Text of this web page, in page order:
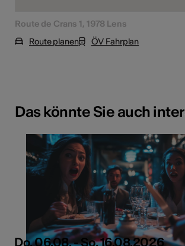
Route de Crans 1, 1978 Lens
Route planen
ÖV Fahrplan
Das könnte Sie auch
Do, 06.08. - So, 16.08.2026